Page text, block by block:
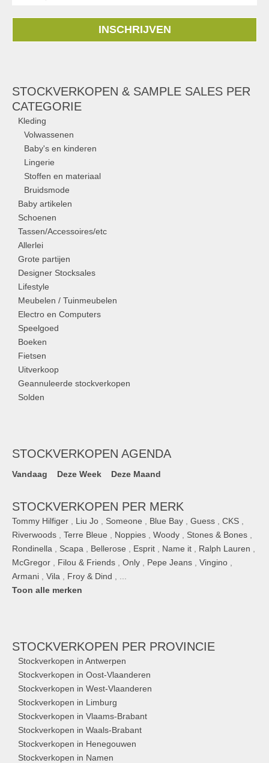
INSCHRIJVEN
STOCKVERKOPEN & SAMPLE SALES PER
CATEGORIE
Kleding
Volwassenen
Baby's en kinderen
Lingerie
Stoffen en materiaal
Bruidsmode
Baby artikelen
Schoenen
Tassen/Accessoires/etc
Allerlei
Grote partijen
Designer Stocksales
Lifestyle
Meubelen / Tuinmeubelen
Electro en Computers
Speelgoed
Boeken
Fietsen
Uitverkoop
Geannuleerde stockverkopen
Solden
STOCKVERKOPEN AGENDA
Vandaag Deze Week Deze Maand
STOCKVERKOPEN PER MERK
Tommy Hilfiger Liu Jo Someone Blue Bay Guess CKS
Riverwoods
Terre Bleue Noppies Woody Stones & Bones
Rondinella
Scapa Bellerose Esprit Name it Ralph Lauren
McGregor
Filou & Friends Only Pepe Jeans Vingino
Armani
Vila Froy & Dind
Toon alle merken
STOCKVERKOPEN PER PROVINCIE
Stockverkopen in Antwerpen
Stockverkopen in Oost-Vlaanderen
Stockverkopen in West-Vlaanderen
Stockverkopen in Limburg
Stockverkopen in Vlaams-Brabant
Stockverkopen in Waals-Brabant
Stockverkopen in Henegouwen
Stockverkopen in Namen